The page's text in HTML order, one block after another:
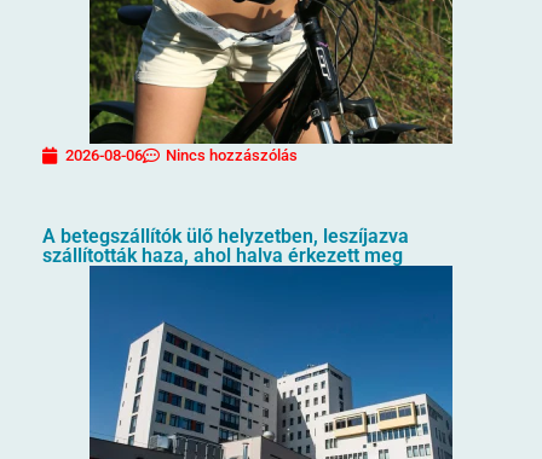
2026-08-06 Nincs hozzászólás
A betegszállítók ülő helyzetben, leszíjazva
szállították haza, ahol halva érkezett meg